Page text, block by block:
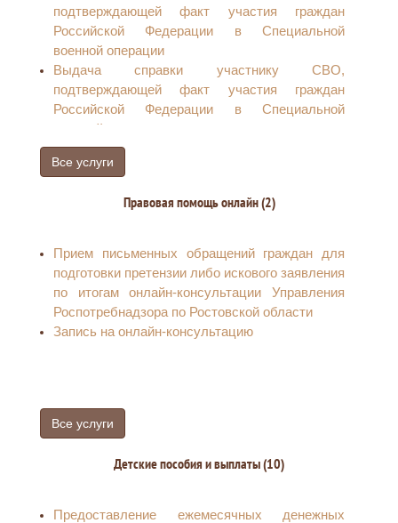
подтверждающей факт участия граждан
Российской Федерации в Специальной
военной операции
Выдача справки участнику СВО,
подтверждающей факт участия граждан
Российской Федерации в Специальной
военной операции
Прием заявлений от участников СВО по
обжалованию отказов в выдаче справки,
военной операции по линии Министерства
Прием заявлений от членов семей участников
СВО по обжалованию отказов в выдаче
справки, подтверждающей участие в
специальной военной операции по линии
Министерства обороны Российской Федерации
Все услуги
Правовая помощь онлайн (2)
Прием письменных обращений граждан для
подготовки претензии либо искового заявления
по итогам онлайн-консультации Управления
Роспотребнадзора по Ростовской области
Запись на онлайн-консультацию
Все услуги
Детские пособия и выплаты (10)
Предоставление ежемесячных денежных